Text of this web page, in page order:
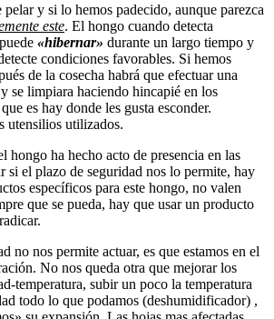
y si lo hemos padecido, aunque parezca
este. El hongo cuando detecta
«hibernar» durante un largo tiempo y
condiciones favorables. Si hemos
de la cosecha habrá que efectuar una
se limpiara haciendo hincapié en los
es hay donde les gusta esconder.
utensilios utilizados.
hongo ha hecho acto de presencia en las
si el plazo de seguridad nos lo permite, hay
específicos para este hongo, no valen
que se pueda, hay que usar un producto
no nos permite actuar, es que estamos en el
No nos queda otra que mejorar los
temperatura, subir un poco la temperatura
todo lo que podamos (deshumidificador) ,